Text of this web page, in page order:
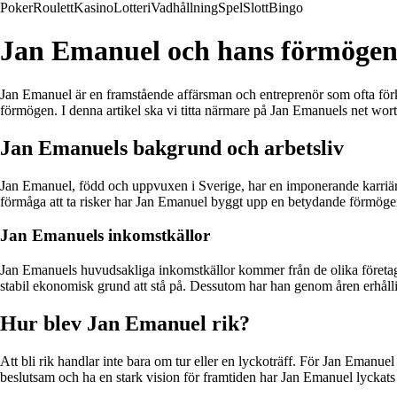
PokerRoulettKasinoLotteriVadhållningSpelSlottBingo
Jan Emanuel och hans
Jan Emanuel är en framstående affärsman och entreprenör som ofta
förmögen. I denna artikel ska vi titta närmare på Jan Emanuels net
Jan Emanuels bakgrund och arbetsliv
Jan Emanuel, född och uppvuxen i Sverige, har en imponerande
förmåga att ta risker har Jan Emanuel byggt upp en betydande
Jan Emanuels inkomstkällor
Jan Emanuels huvudsakliga inkomstkällor kommer från de olika
stabil ekonomisk grund att stå på. Dessutom har han genom åren
Hur blev Jan Emanuel rik?
Att bli rik handlar inte bara om tur eller en lyckoträff. För Jan
beslutsam och ha en stark vision för framtiden har Jan Emanuel